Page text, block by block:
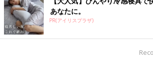
な父親目線の育児漫画。 共働きの妻をサポー
中!
インスタグラムはこちら:@omutsu_oh
あなたに。
PR(アイリスプラザ)